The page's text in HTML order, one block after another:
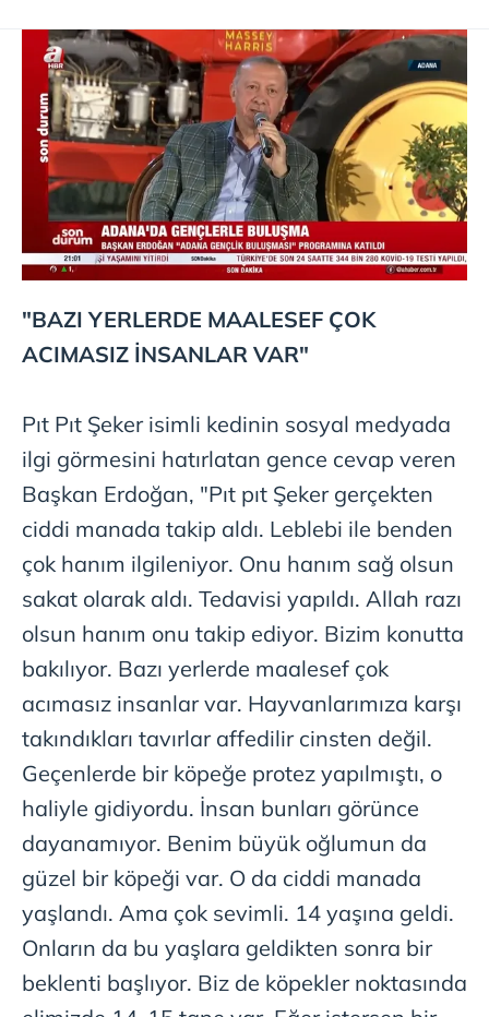
"BAZI YERLERDE MAALESEF ÇOK
ACIMASIZ İNSANLAR VAR"
Pıt Pıt Şeker isimli kedinin sosyal medyada
ilgi görmesini hatırlatan gence cevap veren
Başkan Erdoğan, "Pıt pıt Şeker gerçekten
ciddi manada takip aldı. Leblebi ile benden
çok hanım ilgileniyor. Onu hanım sağ olsun
sakat olarak aldı. Tedavisi yapıldı. Allah razı
olsun hanım onu takip ediyor. Bizim konutta
bakılıyor. Bazı yerlerde maalesef çok
acımasız insanlar var. Hayvanlarımıza karşı
takındıkları tavırlar affedilir cinsten değil.
Geçenlerde bir köpeğe protez yapılmıştı, o
haliyle gidiyordu. İnsan bunları görünce
dayanamıyor. Benim büyük oğlumun da
güzel bir köpeği var. O da ciddi manada
yaşlandı. Ama çok sevimli. 14 yaşına geldi.
Onların da bu yaşlara geldikten sonra bir
beklenti başlıyor. Biz de köpekler noktasında